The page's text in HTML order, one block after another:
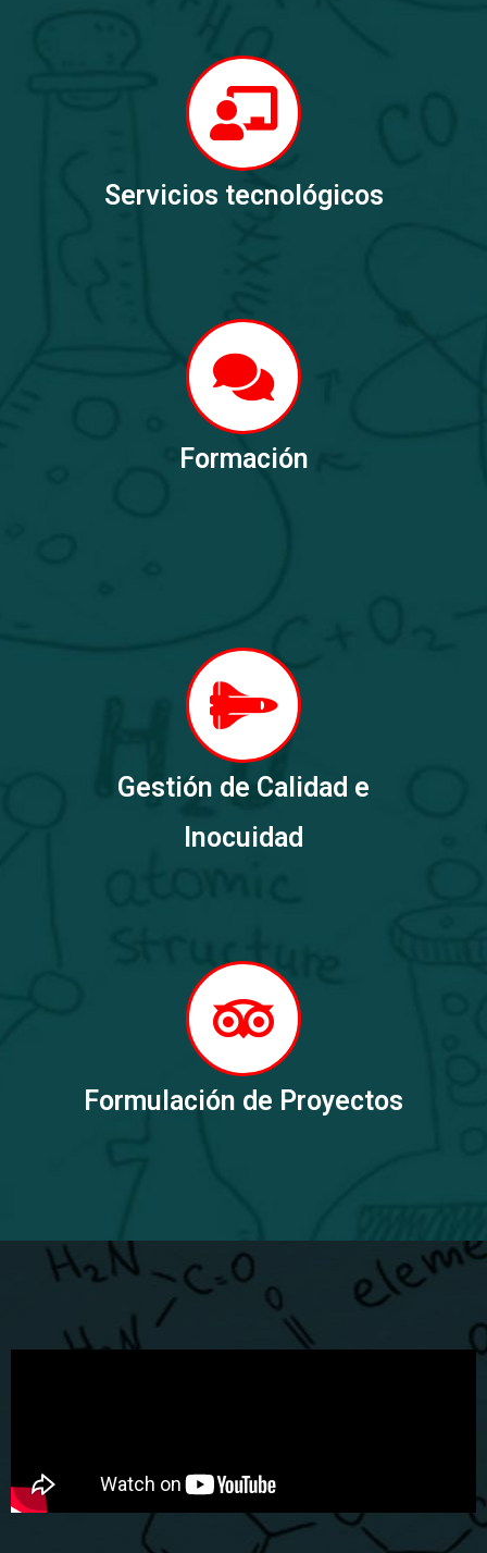
Servicios tecnológicos
Formación
Gestión de Calidad e
Inocuidad
Formulación de Proyectos